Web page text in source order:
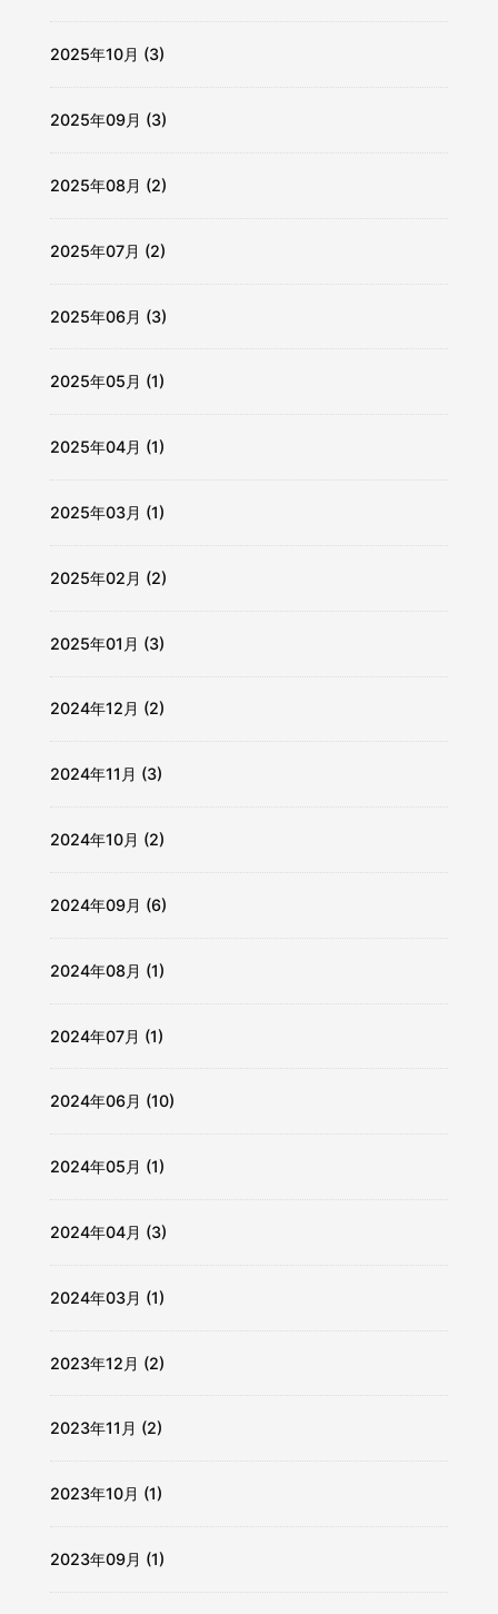
2025年10月 (3)
2025年09月 (3)
2025年08月 (2)
2025年07月 (2)
2025年06月 (3)
2025年05月 (1)
2025年04月 (1)
2025年03月 (1)
2025年02月 (2)
2025年01月 (3)
2024年12月 (2)
2024年11月 (3)
2024年10月 (2)
2024年09月 (6)
2024年08月 (1)
2024年07月 (1)
2024年06月 (10)
2024年05月 (1)
2024年04月 (3)
2024年03月 (1)
2023年12月 (2)
2023年11月 (2)
2023年10月 (1)
2023年09月 (1)